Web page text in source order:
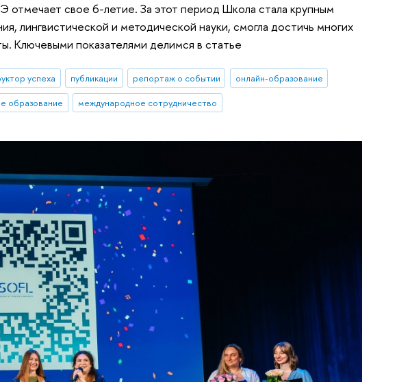
свое 6-летие. За этот период Школа стала крупным
лингвистической и методической науки, смогла достичь многих
Ключевыми показателями делимся в статье
успеха публикации репортаж о событии
онлайн-образование
образование международное сотрудничество